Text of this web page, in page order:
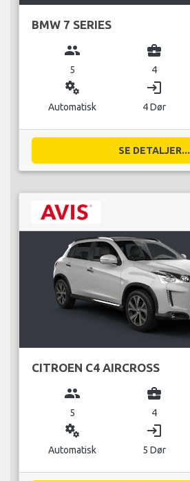
BMW 7 SERIES
group
5
business_center
4
miscellaneous_services
Automatisk
login
4 Dør
SE DETALJER...
CITROEN C4 AIRCROSS
group
5
business_center
4
miscellaneous_services
Automatisk
login
5 Dør